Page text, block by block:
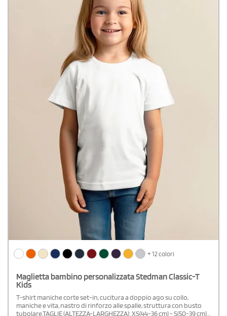
+ 12 colori
Maglietta bambino personalizzata Stedman Classic-T
Kids
T-shirt maniche corte set-in, cucitura a doppio ago su collo,
maniche e vita, nastro di rinforzo alle spalle, struttura con busto
tubolare.TAGLIE (ALTEZZA-LARGHEZZA): XS(44-36 cm) - S(50-39 cm) -